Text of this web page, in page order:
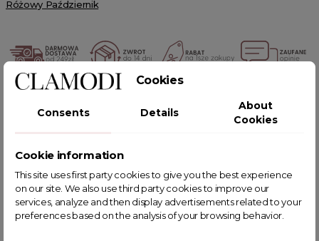
Różowy Październik
YOU MIGHT ALSO LIKE
Cookies
Consents Details
About
Cookies
Cookie information
This site uses first party cookies to give you the best experience
on our site. We also use third party cookies to improve our
services, analyze and then display advertisements related to your
preferences based on the analysis of your browsing behavior.